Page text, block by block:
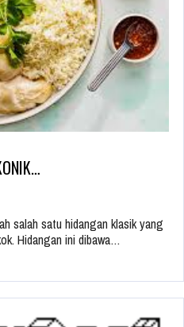
salah satu hidangan klasik yang
Hidangan ini dibawa…